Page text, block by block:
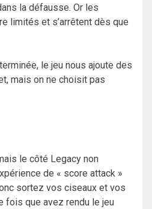
la défausse. Or les
limités et s’arrêtent dès que
le jeu nous ajoute des
mais on ne choisit pas
le côté Legacy non
de « score attack »
sortez vos ciseaux et vos
fois que avez rendu le jeu